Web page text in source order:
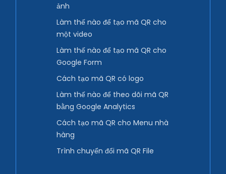
ảnh
Làm thế nào để tạo mã QR cho
một video
Làm thế nào để tạo mã QR cho
Google Form
Cách tạo mã QR có logo
Làm thế nào để theo dõi mã QR
bằng Google Analytics
Cách tạo mã QR cho Menu nhà
hàng
Trình chuyển đổi mã QR File